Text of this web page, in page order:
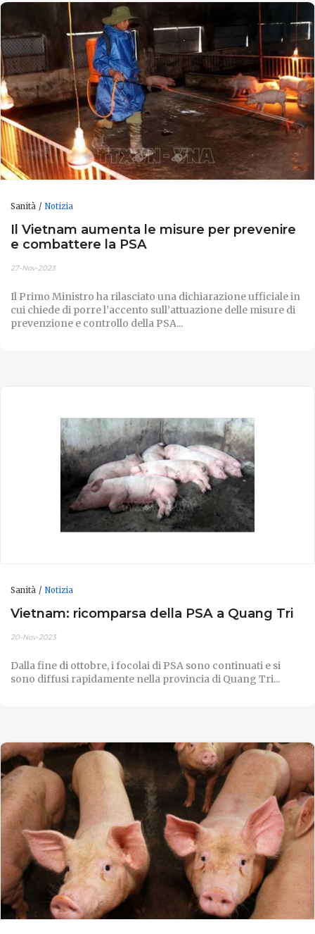
Sanità Notizia
Il Vietnam aumenta le misure per prevenire
e combattere la PSA
27-Nov-2023
Il Primo Ministro ha rilasciato una dichiarazione ufficiale in
cui chiede di porre l’accento sull’attuazione delle misure di
prevenzione e controllo della PSA...
Sanità Notizia
Vietnam: ricomparsa della PSA a Quang Tri
20-Nov-2023
Dalla fine di ottobre, i focolai di PSA sono continuati e si
sono diffusi rapidamente nella provincia di Quang Tri...